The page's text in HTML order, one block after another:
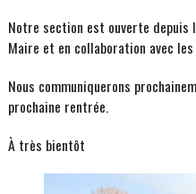
Notre section est ouverte depuis
Maire et en collaboration avec
Nous communiquerons
prochaine rentrée.
À très bientôt